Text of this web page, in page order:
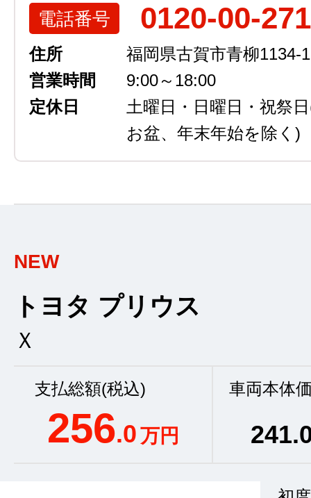
電話番号 0120-00-
住所
福岡県古賀市青柳1134-1
営業時間
9:00～18:00
定休日
土曜日・日曜日・祝祭日
お盆、年末年始を除く)
NEW
トヨタ プリウス
Ｘ
支払総額(税込)
256.0万円
車両本体
241